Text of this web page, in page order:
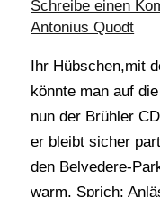
Schreibe einen
Antonius Quodt
Ihr Hübschen,mit
könnte man auf
nun der Brühler
er bleibt sicher
den Belvedere-
warm. Sprich: